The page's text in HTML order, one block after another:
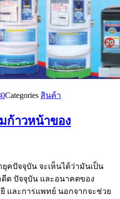
Categories สินค้า
ก้าวหน้าของ
ปัจจุบัน จะเห็นได้ว่ามันเป็น
ดีต ปัจจุบัน และอนาคตของ
และการแพทย์ นอกจากจะช่วย